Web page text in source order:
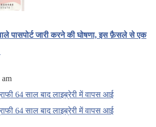
पासपोर्ट जारी करने की घोषणा, इस फ़ैसले से एक